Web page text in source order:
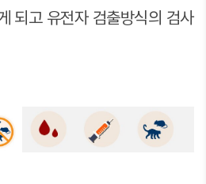
되고 유전자 검출방식의 검사